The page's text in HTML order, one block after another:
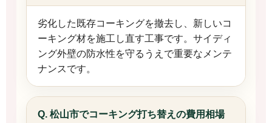
劣化した既存コーキングを撤去し、新しいコ
ーキング材を施工し直す工事です。サイディ
ング外壁の防水性を守るうえで重要なメンテ
ナンスです。
Q. 松山市でコーキング打ち替えの費用相場